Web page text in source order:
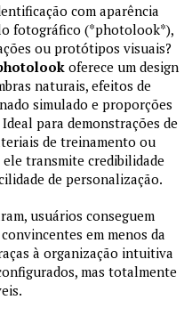
com aparência
fotográfico (*photolook*),
ou protótipos visuais?
oferece um design
naturais, efeitos de
simulado e proporções
para demonstrações de
de treinamento ou
transmite credibilidade
de personalização.
usuários conseguem
em menos da
à organização intuitiva
mas totalmente